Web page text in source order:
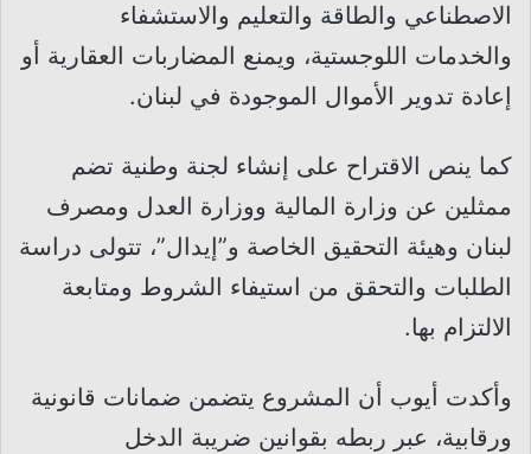
الاصطناعي والطاقة والتعليم والاستشفاء
والخدمات اللوجستية، ويمنع المضاربات العقارية أو
إعادة تدوير الأموال الموجودة في لبنان.
كما ينص الاقتراح على إنشاء لجنة وطنية تضم
ممثلين عن وزارة المالية ووزارة العدل ومصرف
لبنان وهيئة التحقيق الخاصة و”إيدال”، تتولى دراسة
الطلبات والتحقق من استيفاء الشروط ومتابعة
الالتزام بها.
وأكدت أيوب أن المشروع يتضمن ضمانات قانونية
ورقابية، عبر ربطه بقوانين ضريبة الدخل